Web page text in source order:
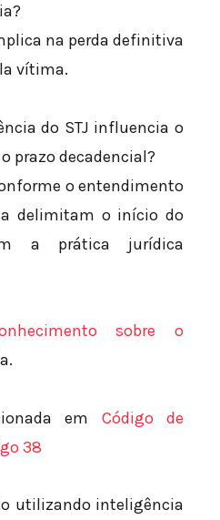
na perda definitiva
vítima.
do STJ influencia o
prazo decadencial?
o entendimento
delimitam o início do
a prática jurídica
sobre o
em Código de
38
utilizando inteligência